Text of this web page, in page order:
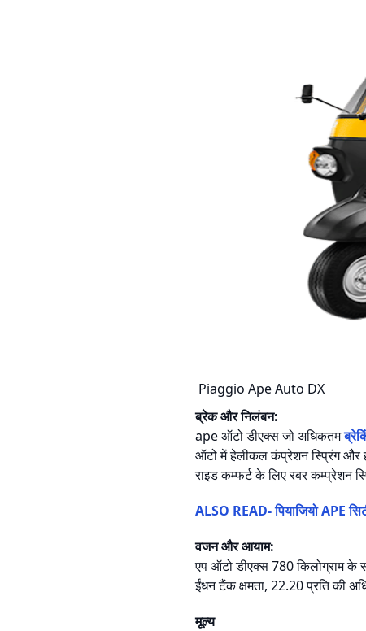
Piaggio Ape Auto DX
ब्रेक और निलंबन:
ape ऑटो डीएक्स जो अधिकतम
ऑटो में हेलीकल कंप्रेशन स्प्रिंग और
राइड कम्फर्ट के लिए रबर कम्प्रेशन
ALSO READ- पियाजियो APE
वजन और आयाम:
एप ऑटो डीएक्स 780 किलोग्राम
ईंधन टैंक क्षमता, 22.20 प्रति की
मूल्य